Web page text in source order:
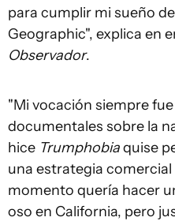
para cumplir mi sueño
Geographic", explica en
Observador.
"Mi vocación siempre
documentales sobre la
hice Trumphobiaquise
una estrategia comercial
momento quería hacer
oso en California, pero